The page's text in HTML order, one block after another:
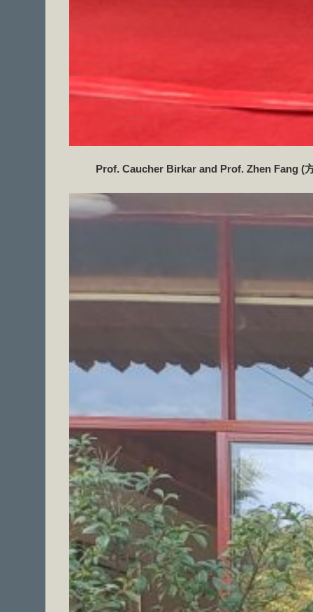
Prof. Caucher Birkar and Prof. Zhen Fang (